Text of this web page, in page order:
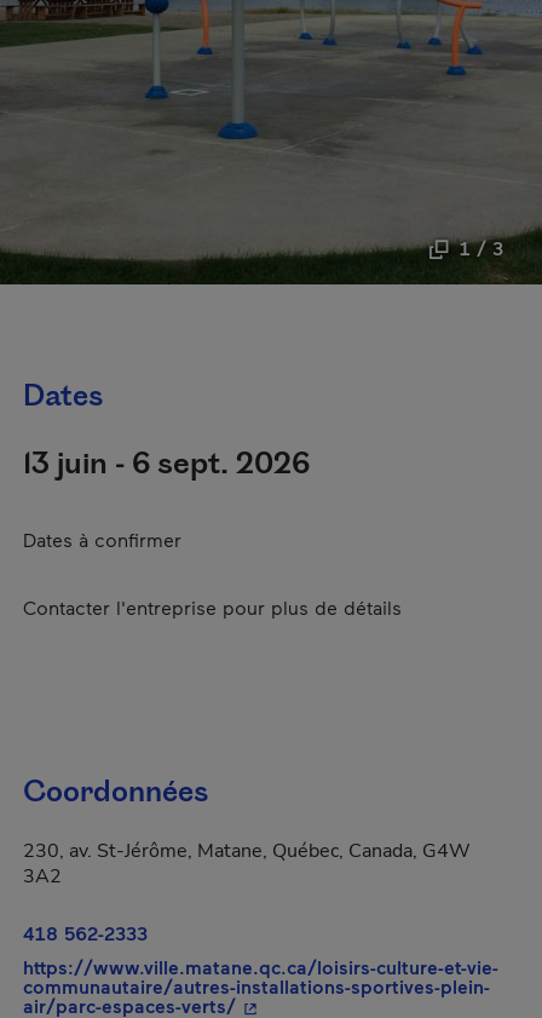
1 / 3
Dates
13 juin - 6 sept. 2026
Dates à confirmer
Contacter l'entreprise pour plus de détails
Coordonnées
230, av. St-Jérôme, Matane, Québec, Canada, G4W
3A2
418 562-2333
https://www.ville.matane.qc.ca/loisirs-culture-et-vie-
communautaire/autres-installations-sportives-plein-
air/parc-espaces-verts/- Cet hyperlien s'ouvrira dans